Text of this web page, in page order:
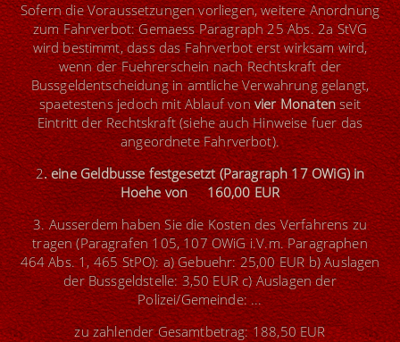
Sofern die Voraussetzungen vorliegen, weitere Anordnung
zum Fahrverbot: Gemaess Paragraph 25 Abs. 2a StVG
wird bestimmt, dass das Fahrverbot erst wirksam wird,
wenn der Fuehrerschein nach Rechtskraft der
Bussgeldentscheidung in amtliche Verwahrung gelangt,
spaetestens jedoch mit Ablauf vonvier Monatenseit
Eintritt der Rechtskraft (siehe auch Hinweise fuer das
angeordnete Fahrverbot).
2. eine Geldbusse festgesetzt (Paragraph 17 OWiG) in
Hoehe von 160,00 EUR
3. Ausserdem haben Sie die Kosten des Verfahrens zu
tragen (Paragrafen 105, 107 OWiG i.V.m. Paragraphen
464 Abs. 1, 465 StPO): a) Gebuehr: 25,00 EUR b) Auslagen
der Bussgeldstelle: 3,50 EUR c) Auslagen der
Polizei/Gemeinde: ...
zu zahlender Gesamtbetrag: 188,50 EUR